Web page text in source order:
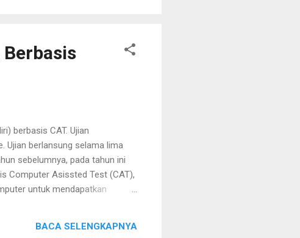
berbasis CAT. Ujian
Ujian berlansung selama lima
sebelumnya, pada tahun ini
Computer Asissted Test (CAT),
untuk mendapatkan
cukup mudah dengan
BACA SELENGKAPNYA